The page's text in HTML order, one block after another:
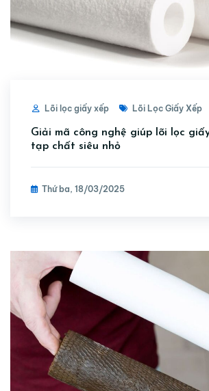
Lõi lọc giấy xếp Lõi Lọc Giấy Xếp
Giải mã công nghệ giúp lõi lọc
tạp chất siêu nhỏ
Thứ ba, 18/03/2025